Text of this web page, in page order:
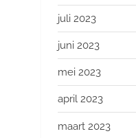
juli 2023
juni 2023
mei 2023
april 2023
maart 2023